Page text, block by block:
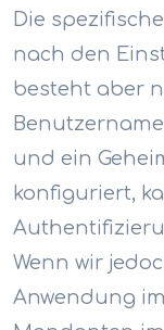
Die
nach den
besteht aber
und ein
konfiguriert,
Wenn wir
Anwendung